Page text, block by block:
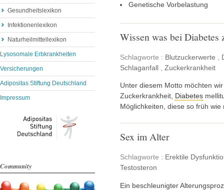
Gesundheitslexikon
Infektionenlexikon
Naturheilmittellexikon
Lysosomale Erbkrankheiten
Versicherungen
Adipositas Stiftung Deutschland
Impressum
Community
Genetische Vorbelastung
Wissen was bei Diabetes
Schlagworte : Blutzuckerwerte
Schlaganfall
Zuckerkrankheit
Unter diesem Motto möchten
Zuckerkrankheit, Diabetes
Möglichkeiten, diese so früh
Sex im Alter
Schlagworte : Erektile
Testosteron
Ein beschleunigter